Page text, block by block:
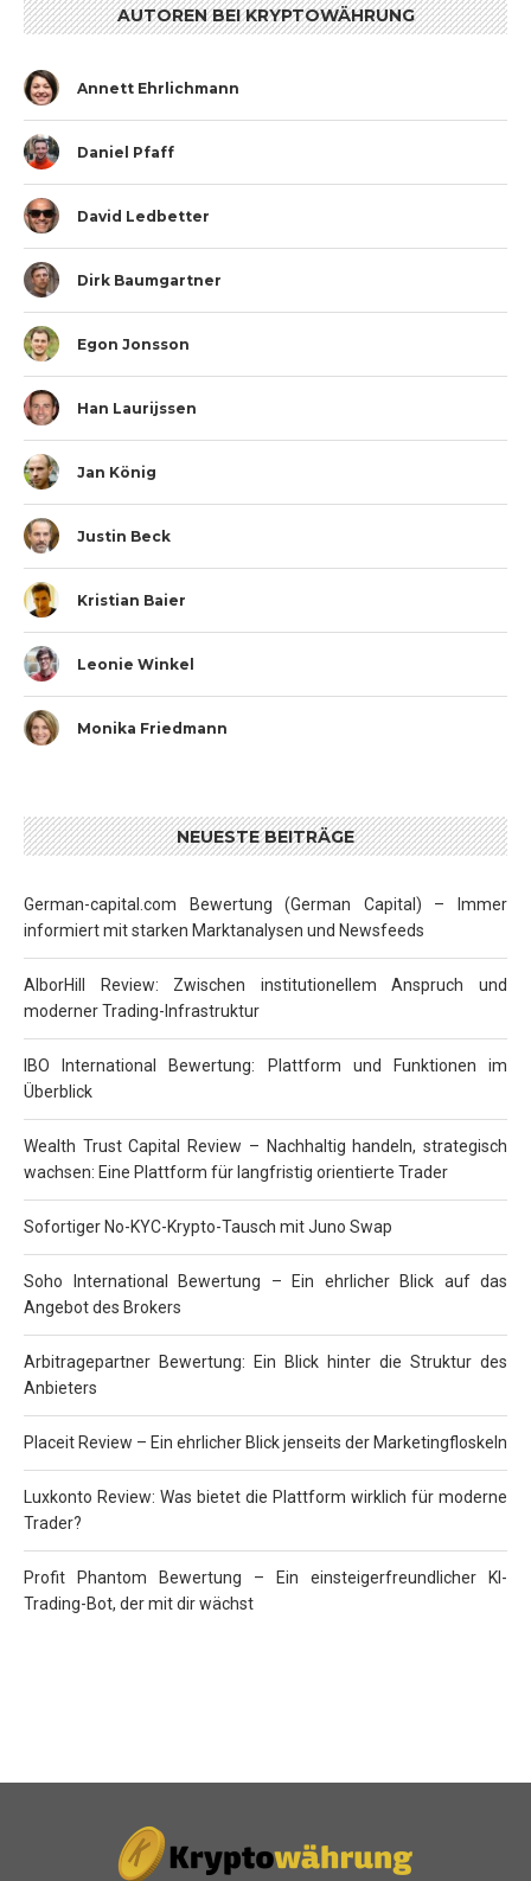
AUTOREN BEI KRYPTOWÄHRUNG
Annett Ehrlichmann
Daniel Pfaff
David Ledbetter
Dirk Baumgartner
Egon Jonsson
Han Laurijssen
Jan König
Justin Beck
Kristian Baier
Leonie Winkel
Monika Friedmann
NEUESTE BEITRÄGE
German-capital.com Bewertung (German Capital) – Immer
informiert mit starken Marktanalysen und Newsfeeds
AlborHill Review: Zwischen institutionellem Anspruch und
moderner Trading-Infrastruktur
IBO International Bewertung: Plattform und Funktionen im
Überblick
Wealth Trust Capital Review – Nachhaltig handeln, strategisch
wachsen: Eine Plattform für langfristig orientierte Trader
Sofortiger No-KYC-Krypto-Tausch mit Juno Swap
Soho International Bewertung – Ein ehrlicher Blick auf das
Angebot des Brokers
Arbitragepartner Bewertung: Ein Blick hinter die Struktur des
Anbieters
Placeit Review – Ein ehrlicher Blick jenseits der Marketingfloskeln
Luxkonto Review: Was bietet die Plattform wirklich für moderne
Trader?
Profit Phantom Bewertung – Ein einsteigerfreundlicher KI-
Trading-Bot, der mit dir wächst